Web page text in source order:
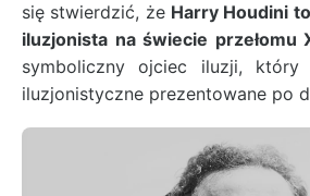
się stwierdzić, że Harry Houdini
iluzjonista na świecie przełomu
symboliczny ojciec iluzji, który
iluzjonistyczne prezentowane po